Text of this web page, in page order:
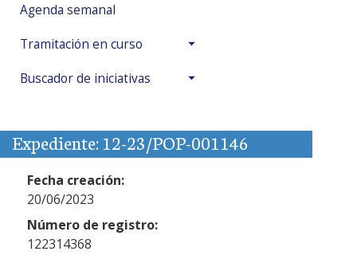
Agenda semanal
Tramitación en curso
Buscador de iniciativas
Expediente: 12-23/POP-001146
Fecha creación:
20/06/2023
Número de registro:
122314368